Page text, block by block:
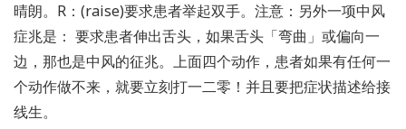
晴朗。R：(raise)要求患者举起双手。注意：另外一项中风
症兆是： 要求患者伸出舌头，如果舌头「弯曲」或偏向一
边，那也是中风的征兆。上面四个动作，患者如果有任何一
个动作做不来，就要立刻打一二零！并且要把症状描述给接
线生。